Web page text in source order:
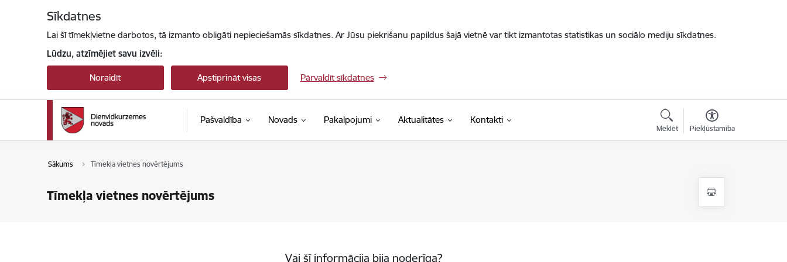
Sīkdatnes
Lai šī tīmekļvietne darbotos, tā izmanto obligāti nepieciešamās sīkdatnes. Ar Jūsu piekrišanu papildus šajā vietnē var tikt izmantotas statistikas un sociālo mediju sīkdatnes.
Lūdzu, atzīmējiet savu izvēli:
Noraidīt Apstiprināt visas Pārvaldīt sīkdatnes
Pašvaldība Novads Pakalpojumi Aktualitātes Kontakti
Meklēt Piekļūstamība
Sākums Tīmekļa vietnes novērtējums
Tīmekļa vietnes novērtējums
Vai šī informācija bija noderīga?